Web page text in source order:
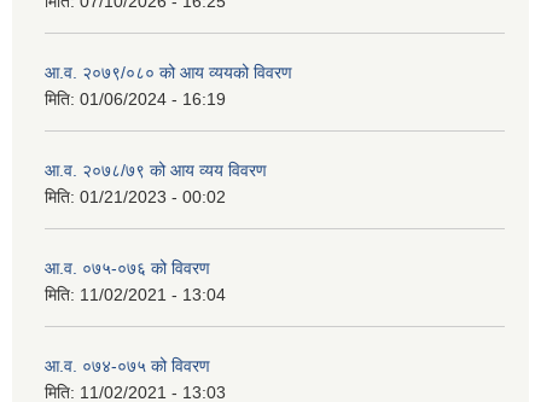
आ.व. २०७९/०८० को आय व्ययको विवरण
मिति: 01/06/2024 - 16:19
आ.व. २०७८/७९ को आय व्यय विवरण
मिति: 01/21/2023 - 00:02
आ.व. ०७५-०७६ को विवरण
मिति: 11/02/2021 - 13:04
आ.व. ०७४-०७५ को विवरण
मिति: 11/02/2021 - 13:03